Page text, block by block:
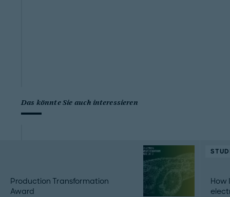
Das könnte Sie auch interessieren
Production Transformation
Award
How